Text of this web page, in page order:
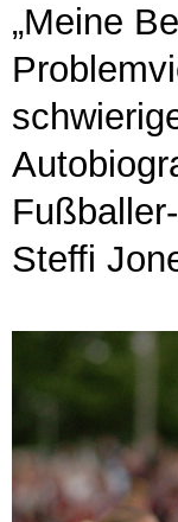
„Meine
Steffi